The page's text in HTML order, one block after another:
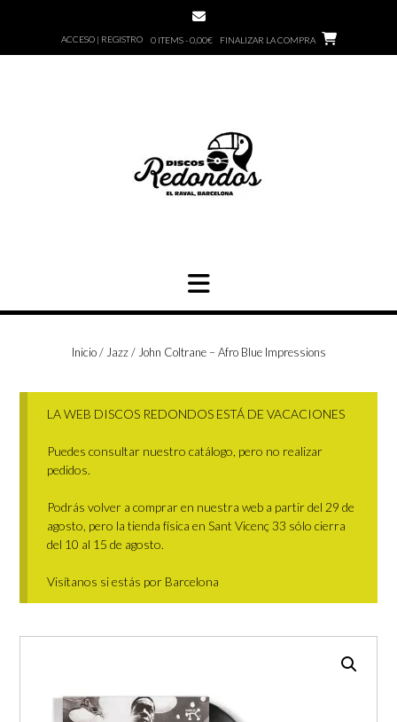
ACCESO | REGISTRO 0 ITEMS - 0,00€ FINALIZAR LA COMPRA
Inicio/ Jazz/ John Coltrane – Afro Blue Impressions
LA WEB DISCOS REDONDOS ESTÁ DE VACACIONES
Puedes consultar nuestro catálogo, pero no realizar
pedidos.
Podrás volver a comprar en nuestra web a partir del 29 de
agosto, pero la tienda física en Sant Vicenç 33 sólo cierra
del 10 al 15 de agosto.
Visítanos si estás por Barcelona